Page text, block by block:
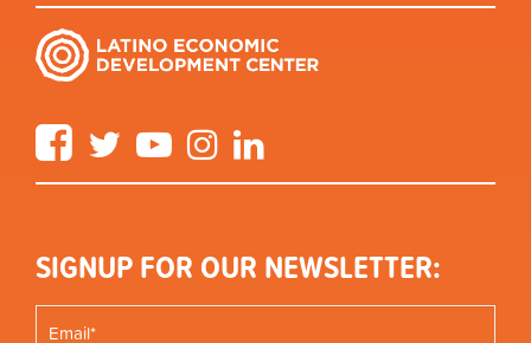
FacebookTwitter YouTube Instagram
SIGNUP FOR OUR NEWSLETTER: